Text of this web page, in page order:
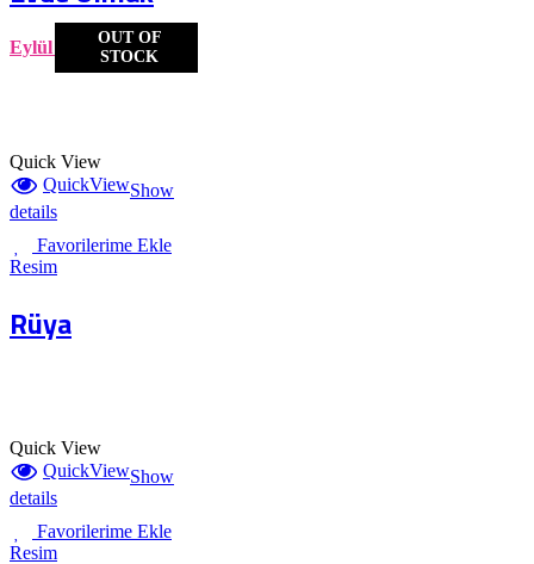
OUT OF
STOCK
Eylül Ceren Ersöz
Quick View
QuickViewShow
details
Favorilerime Ekle
Resim
Rüya
Quick View
QuickViewShow
details
Favorilerime Ekle
Resim